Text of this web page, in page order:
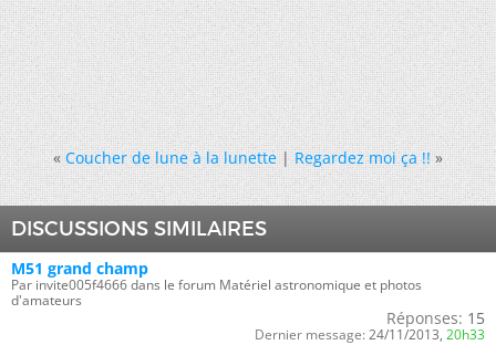
« Coucher de lune à la lunette|Regardez moi ça !! »
DISCUSSIONS SIMILAIRES
M51 grand champ
Par invite005f4666 dans le forum Matériel astronomique et photos
d'amateurs
Réponses: 15
Dernier message: 24/11/2013, 20h33